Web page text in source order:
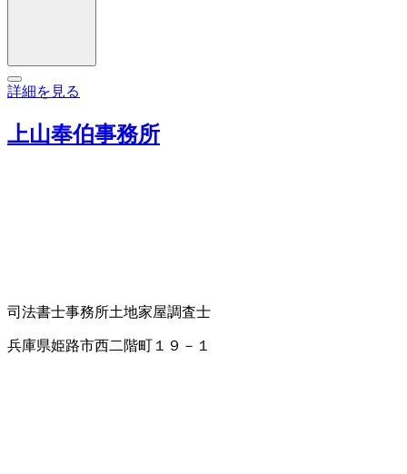
詳細を見る
上山奉伯事務所
司法書士事務所土地家屋調査士
兵庫県姫路市西二階町１９－１